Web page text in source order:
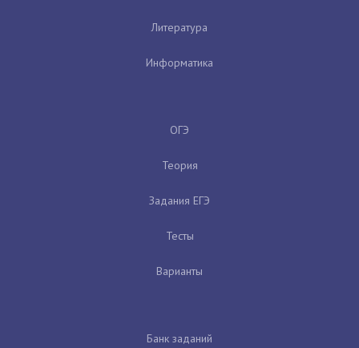
Литература
Информатика
ОГЭ
Теория
Задания ЕГЭ
Тесты
Варианты
Банк заданий